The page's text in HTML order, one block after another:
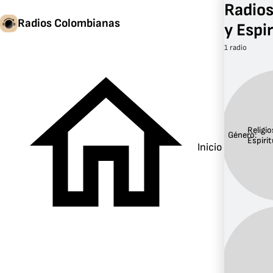
Radios Colombianas
Inicio
y
1 radio
Género: